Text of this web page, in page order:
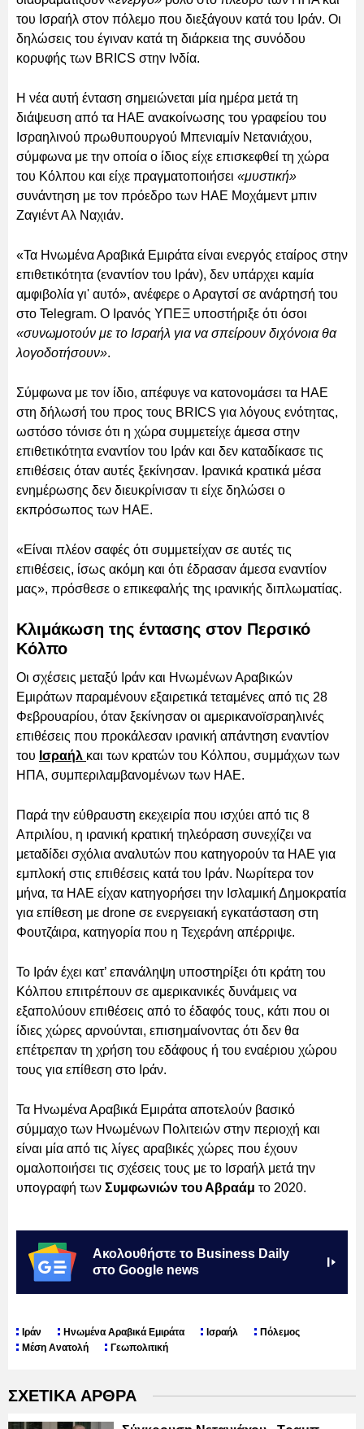
του Ισραήλ στον πόλεμο που διεξάγουν κατά του Ιράν. Οι
δηλώσεις του έγιναν κατά τη διάρκεια της συνόδου
κορυφής των BRICS στην Ινδία.
Η νέα αυτή ένταση σημειώνεται μία ημέρα μετά τη
διάψευση από τα ΗΑΕ ανακοίνωσης του γραφείου του
Ισραηλινού πρωθυπουργού Μπενιαμίν Νετανιάχου,
σύμφωνα με την οποία ο ίδιος είχε επισκεφθεί τη χώρα
του Κόλπου και είχε πραγματοποιήσει «μυστική»
συνάντηση με τον πρόεδρο των ΗΑΕ Μοχάμεντ μπιν
Ζαγιέντ Αλ Ναχιάν.
«Τα Ηνωμένα Αραβικά Εμιράτα είναι ενεργός εταίρος στην
επιθετικότητα (εναντίον του Ιράν), δεν υπάρχει καμία
αμφιβολία γι' αυτό», ανέφερε ο Αραγτσί σε ανάρτησή του
στο Telegram. Ο Ιρανός ΥΠΕΞ υποστήριξε ότι όσοι
«συνωμοτούν με το Ισραήλ για να σπείρουν διχόνοια θα
λογοδοτήσουν».
Σύμφωνα με τον ίδιο, απέφυγε να κατονομάσει τα ΗΑΕ
στη δήλωσή του προς τους BRICS για λόγους ενότητας,
ωστόσο τόνισε ότι η χώρα συμμετείχε άμεσα στην
επιθετικότητα εναντίον του Ιράν και δεν καταδίκασε τις
επιθέσεις όταν αυτές ξεκίνησαν. Ιρανικά κρατικά μέσα
ενημέρωσης δεν διευκρίνισαν τι είχε δηλώσει ο
εκπρόσωπος των ΗΑΕ.
«Είναι πλέον σαφές ότι συμμετείχαν σε αυτές τις
επιθέσεις, ίσως ακόμη και ότι έδρασαν άμεσα εναντίον
μας», πρόσθεσε ο επικεφαλής της ιρανικής διπλωματίας.
Κλιμάκωση της έντασης στον Περσικό
Κόλπο
Οι σχέσεις μεταξύ Ιράν και Ηνωμένων Αραβικών
Εμιράτων παραμένουν εξαιρετικά τεταμένες από τις 28
Φεβρουαρίου, όταν ξεκίνησαν οι αμερικανοϊσραηλινές
επιθέσεις που προκάλεσαν ιρανική απάντηση εναντίον
του Ισραήλ και των κρατών του Κόλπου, συμμάχων των
ΗΠΑ, συμπεριλαμβανομένων των ΗΑΕ.
Παρά την εύθραυστη εκεχειρία που ισχύει από τις 8
Απριλίου, η ιρανική κρατική τηλεόραση συνεχίζει να
μεταδίδει σχόλια αναλυτών που κατηγορούν τα ΗΑΕ για
εμπλοκή στις επιθέσεις κατά του Ιράν. Νωρίτερα τον
μήνα, τα ΗΑΕ είχαν κατηγορήσει την Ισλαμική Δημοκρατία
για επίθεση με drone σε ενεργειακή εγκατάσταση στη
Φουτζάιρα, κατηγορία που η Τεχεράνη απέρριψε.
Το Ιράν έχει κατ’ επανάληψη υποστηρίξει ότι κράτη του
Κόλπου επιτρέπουν σε αμερικανικές δυνάμεις να
εξαπολύουν επιθέσεις από το έδαφός τους, κάτι που οι
ίδιες χώρες αρνούνται, επισημαίνοντας ότι δεν θα
επέτρεπαν τη χρήση του εδάφους ή του εναέριου χώρου
τους για επίθεση στο Ιράν.
Τα Ηνωμένα Αραβικά Εμιράτα αποτελούν βασικό
σύμμαχο των Ηνωμένων Πολιτειών στην περιοχή και
είναι μία από τις λίγες αραβικές χώρες που έχουν
ομαλοποιήσει τις σχέσεις τους με το Ισραήλ μετά την
υπογραφή των Συμφωνιών του Αβραάμ το 2020.
Ακολουθήστε το Business Daily
στο Google news
Ιράν Ηνωμένα Αραβικά Εμιράτα Ισραήλ
Πόλεμος
Μέση Ανατολή
Γεωπολιτική
ΣΧΕΤΙΚΑ ΑΡΘΡΑ